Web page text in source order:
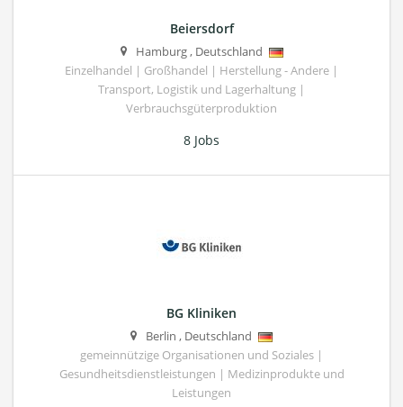
Beiersdorf
Hamburg, Deutschland
Einzelhandel | Großhandel | Herstellung - Andere |
Transport, Logistik und Lagerhaltung |
Verbrauchsgüterproduktion
8 Jobs
BG Kliniken
Berlin , Deutschland
gemeinnützige Organisationen und Soziales |
Gesundheitsdienstleistungen | Medizinprodukte und
Leistungen